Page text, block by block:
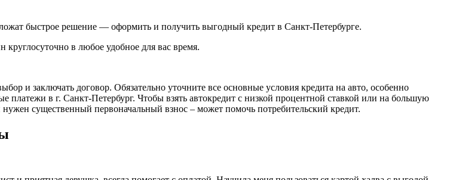
быстрое решение — оформить и получить выгодный кредит в Санкт-Петербурге.
круглосуточно в любое удобное для вас время.
и заключать договор. Обязательно уточните все основные условия кредита на авто, особенно
в г. Санкт-Петербург. Чтобы взять автокредит с низкой процентной ставкой или на большую
существенный первоначальный взнос – может помочь потребительский кредит.